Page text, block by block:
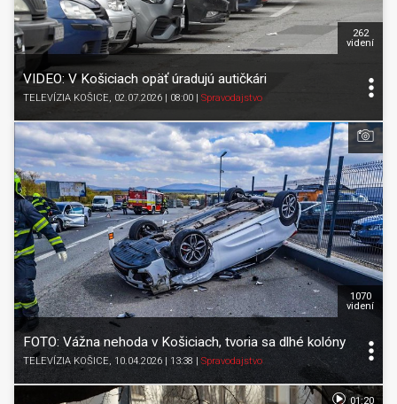
VIDEO: V Košiciach opäť úradujú autičkári
TELEVÍZIA KOŠICE, 02.07.2026 | 08:00 Spravodajstvo
262
videní
FOTO: Vážna nehoda v Košiciach, tvoria sa dlhé kolóny
TELEVÍZIA KOŠICE, 10.04.2026 | 13:38 Spravodajstvo
1070
videní
01:20